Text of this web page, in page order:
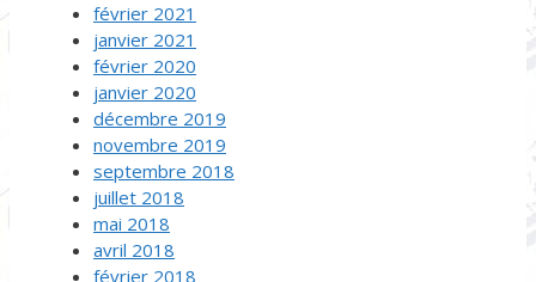
février 2021
janvier 2021
février 2020
janvier 2020
décembre 2019
novembre 2019
septembre 2018
juillet 2018
mai 2018
avril 2018
février 2018